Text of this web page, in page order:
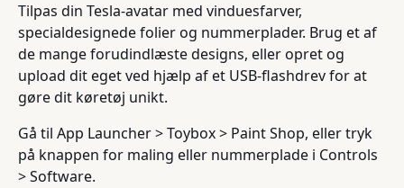
Tilpas din Tesla-avatar med vinduesfarver,
specialdesignede folier og nummerplader. Brug et af
de mange forudindlæste designs, eller opret og
upload dit eget ved hjælp af et USB-flashdrev for at
gøre dit køretøj unikt.
Gå til App Launcher > Toybox > Paint Shop, eller tryk
på knappen for maling eller nummerplade i Controls
> Software.